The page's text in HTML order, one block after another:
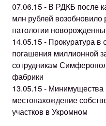
07.06.15 - В РДКБ после
млн рублей возобновило
патологии
14.05.15 - Прокуратура в
погашения миллионной
сотрудникам
фабрики
13.05.15 - Минимущества
местонахождение
участков в Укромном